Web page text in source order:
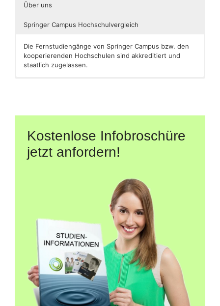
Über uns
Springer Campus Hochschulvergleich
Die Fernstudiengänge von Springer Campus bzw. den
kooperierenden Hochschulen sind akkreditiert und
staatlich zugelassen.
Kostenlose Infobroschüre
jetzt anfordern!